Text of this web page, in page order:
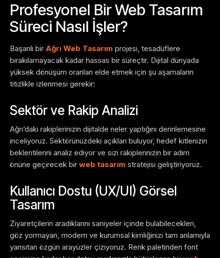
Profesyonel Bir Web Tasarım
Süreci Nasıl İşler?
Başarılı bir Ağrı Web Tasarım projesi, tesadüflere
bırakılamayacak kadar hassas bir süreçtir. Dijital dünyada
yüksek dönüşüm oranları elde etmek için şu aşamaların
titizlikle izlenmesi gerekir:
Sektör ve Rakip Analizi
Ağrı’daki rakiplerinizin dijitalde neler yaptığını derinlemesine
inceliyoruz. Sektörünüzdeki açıkları buluyor, hedef kitlenizin
beklentilerini analiz ediyor ve sizi rakiplerinizin bir adım
önüne geçirecek bir web tasarım stratejisi geliştiriyoruz.
Kullanıcı Dostu (UX/UI) Görsel
Tasarım
Ziyaretçilerin aradıklarını saniyeler içinde bulabilecekleri,
göz yormayan, modern ve kurumsal kimliğinizi tam anlamıyla
yansıtan özgün arayüzler çiziyoruz. Renk paletinden font